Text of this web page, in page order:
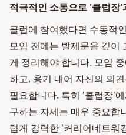
적극적인 소통으로 '클럽장
클럽에 참여했다면 수동적
모임 전에는 발제문을 깊이
게 정리해야 합니다. 모임
하고, 용기 내어 자신의 의
필요합니다. 특히 '클럽장'
구하는 자세는 매우 중요합
럽게 강력한 '커리어네트워